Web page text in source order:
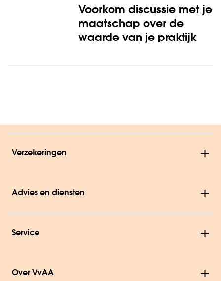
Voorkom discussie met je
maatschap over de
waarde van je praktijk
Verzekeringen
Advies en diensten
Service
Over VvAA